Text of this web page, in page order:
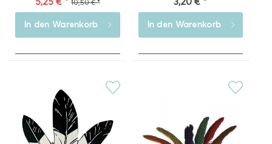
10,50 € *
In den Warenkorb In den Warenkorb